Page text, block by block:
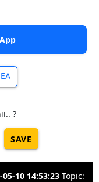
?
SAVE
05-10 14:53:23 Topic: